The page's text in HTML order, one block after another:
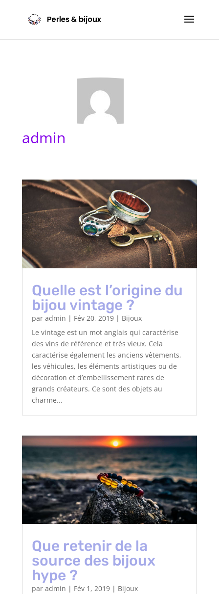
admin
Quelle est l’origine du
bijou vintage ?
par admin | Fév 20, 2019| Bijoux
Le vintage est un mot anglais qui caractérise
des vins de référence et très vieux. Cela
caractérise également les anciens vêtements,
les véhicules, les éléments artistiques ou de
décoration et d’embellissement rares de
grands créateurs. Ce sont des objets au
charme...
Que retenir de la
source des bijoux
hype ?
par admin | Fév 1, 2019| Bijoux